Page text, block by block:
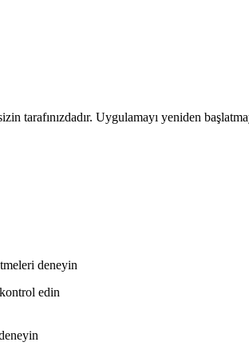
tarafınızdadır. Uygulamayı yeniden
deneyin
edin